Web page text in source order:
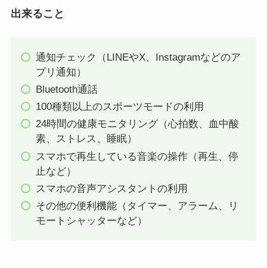
出来ること
通知チェック（LINEやX、Instagramなどのア
プリ通知）
Bluetooth通話
100種類以上のスポーツモードの利用
24時間の健康モニタリング（心拍数、血中酸
素、ストレス、睡眠）
スマホで再生している音楽の操作（再生、停
止など）
スマホの音声アシスタントの利用
その他の便利機能（タイマー、アラーム、リ
モートシャッターなど）